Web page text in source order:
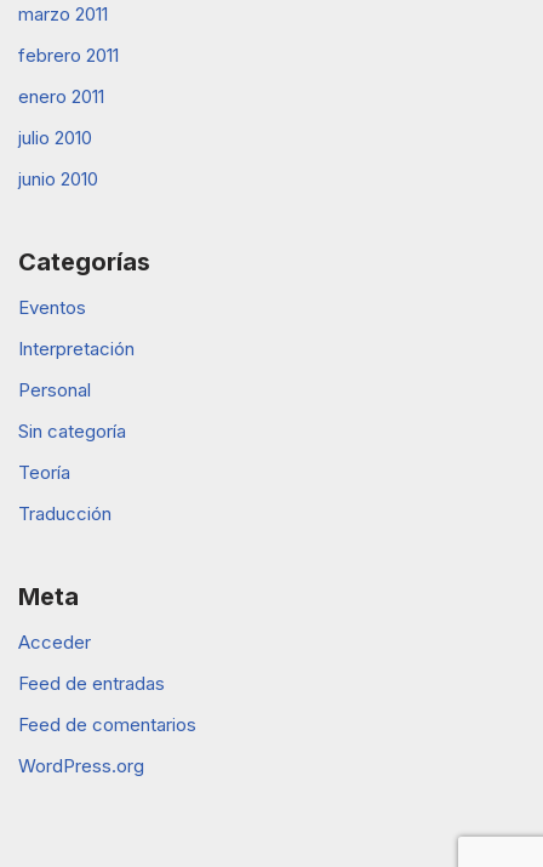
marzo 2011
febrero 2011
enero 2011
julio 2010
junio 2010
Categorías
Eventos
Interpretación
Personal
Sin categoría
Teoría
Traducción
Meta
Acceder
Feed de entradas
Feed de comentarios
WordPress.org